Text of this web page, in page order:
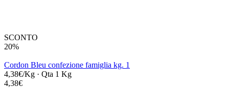
SCONTO
20%
Cordon Bleu confezione famiglia kg. 1
4,38€/Kg · Qta 1 Kg
4,38€